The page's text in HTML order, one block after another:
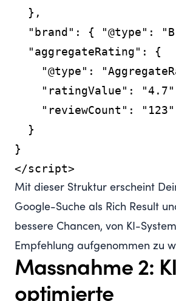
  },
"brand": { "@type":
  "aggregateRating": {
"@type":
"ratingValue":
    "reviewCount": "123"
  }
}
Mit dieser Struktur erscheint
Google-Suche als Rich Result
bessere Chancen, von KI-
Empfehlung aufgenommen zu
Massnahme 2:
optimierte